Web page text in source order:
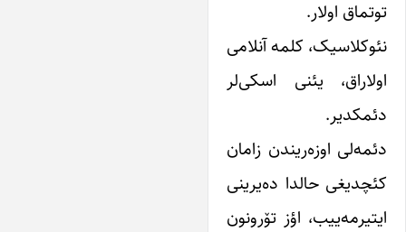
اولار.
کلمه آنلامی
یئنی اسکی‌لر
اوزه‌ریندن زامان
حالدا ده‌یرینی
اؤز تۆرونون